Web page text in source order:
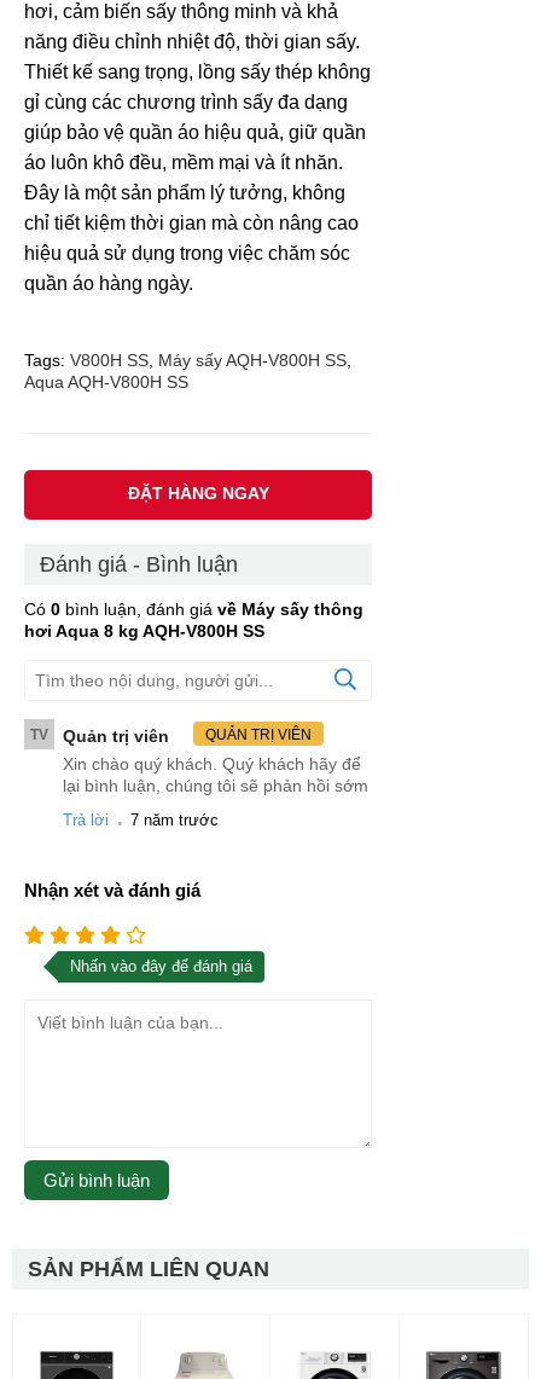
hơi, cảm biến sấy thông minh và khả
năng điều chỉnh nhiệt độ, thời gian sấy.
Thiết kế sang trọng, lồng sấy thép không
gỉ cùng các chương trình sấy đa dạng
giúp bảo vệ quần áo hiệu quả, giữ quần
áo luôn khô đều, mềm mại và ít nhăn.
Đây là một sản phẩm lý tưởng, không
chỉ tiết kiệm thời gian mà còn nâng cao
hiệu quả sử dụng trong việc chăm sóc
quần áo hàng ngày.
Tags: V800H SS, Máy sấy AQH-V800H SS,
Aqua AQH-V800H SS
ĐẶT HÀNG NGAY
Đánh giá - Bình luận
Có 0 bình luận, đánh giá về Máy sấy thông
hơi Aqua 8 kg AQH-V800H SS
TV Quản trị viên QUẢN TRỊ VIÊN
Xin chào quý khách. Quý khách hãy để
lại bình luận, chúng tôi sẽ phản hồi sớm
Trả lời . 7 năm trước
Nhận xét và đánh giá
Nhấn vào đây để đánh giá
SẢN PHẨM LIÊN QUAN